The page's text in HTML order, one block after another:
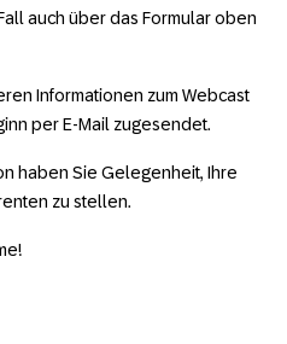
auch über das For­mular oben
Infor­­mationen zum Webcast
per E-Mail zu­ge­sendet.
haben Sie Gelegen­­­heit, Ihre
zu stellen.